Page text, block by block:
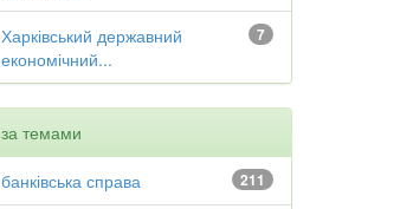
7
Харківський державний
економічний...
за темами
211
банківська справа